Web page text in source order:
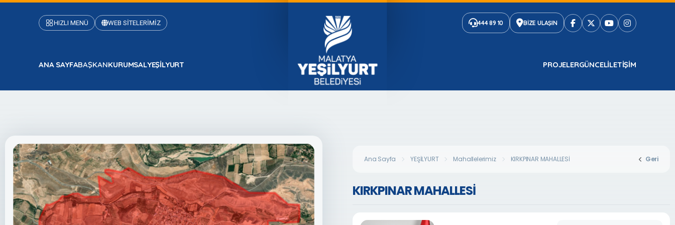
HIZLI MENÜ WEB SİTELERİMİZ 444 89 10 BİZE ULAŞIN
ANA SAYFABAŞKANKURUMSALYEŞİLYURT PROJELERGÜNCELILETIŞIM
Ana Sayfa YEŞİLYURT Mahallelerimiz KIRKPINAR MAHALLESİ Geri
KIRKPINAR MAHALLESİ